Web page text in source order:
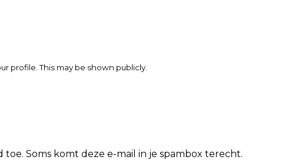
profile. This may be shown publicly.
Soms komt deze e-mail in je spambox terecht.